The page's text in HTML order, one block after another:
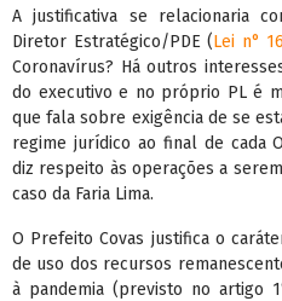
A justificativa se relacionaria
Diretor Estratégico/PDE (Lei n°
Coronavírus? Há outros
do executivo e no próprio PL é
que fala sobre exigência de se
regime jurídico ao final de cada
diz respeito às operações a
caso da Faria Lima.
O Prefeito Covas justifica o
de uso dos recursos
à pandemia (previsto no artigo